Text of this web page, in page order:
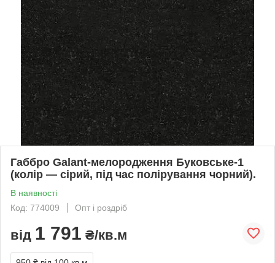
Габбро Galant-мелородження Буковське-1
(колір — сірий, під час полірування чорний).
В наявності
Код: 774009
Опт і роздріб
від 1 791 ₴/кв.м